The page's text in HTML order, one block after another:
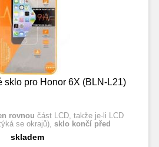
sklo pro Honor 6X (BLN-L21)
rovnou část LCD, takže je-li LCD
se okrajů), sklo končí před
skladem